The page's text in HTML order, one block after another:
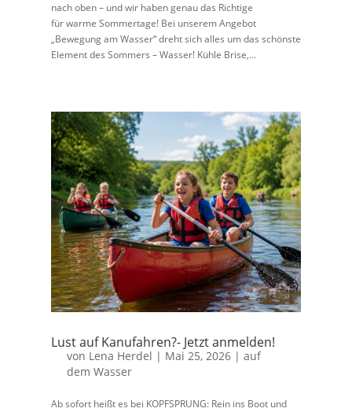
nach oben – und wir haben genau das Richtige
für warme Sommertage! Bei unserem Angebot
„Bewegung am Wasser“ dreht sich alles um das schönste
Element des Sommers – Wasser! Kühle Brise,...
Lust auf Kanufahren?- Jetzt anmelden!
von Lena Herdel | Mai 25, 2026| auf
dem Wasser
Ab sofort heißt es bei KOPFSPRUNG: Rein ins Boot und